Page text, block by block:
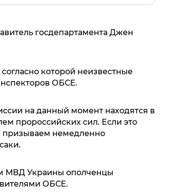
госдепартамента Джен
которой неизвестные
ОБСЕ.
на данный момент находятся в
пророссийских сил. Если это
призываем немедленно
МВД Украины ополченцы
ОБСЕ.